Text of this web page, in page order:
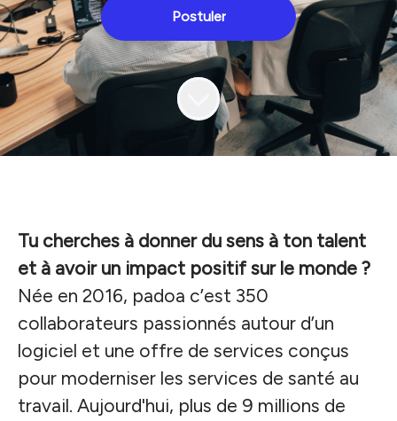
Postuler
Tu cherches à donner du sens à ton talent
et à avoir un impact positif sur le monde ?
Née en 2016, padoa c’est 350
collaborateurs passionnés autour d’un
logiciel et une offre de services conçus
pour moderniser les services de santé au
travail. Aujourd'hui, plus de 9 millions de